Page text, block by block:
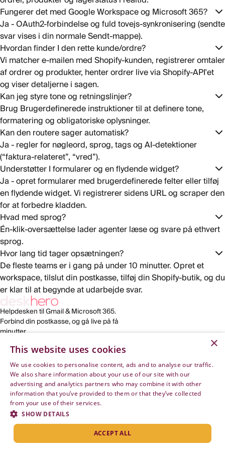
Fungerer det med Google Workspace og Microsoft 365?
Ja - OAuth2-forbindelse og fuld tovejs-synkronisering (sendte
svar vises i din normale Sendt-mappe).
Hvordan finder I den rette kunde/ordre?
Vi matcher e-mailen med Shopify-kunden, registrerer omtaler
af ordrer og produkter, henter ordrer live via Shopify-API'et
og viser detaljerne i sagen.
Kan jeg styre tone og retningslinjer?
Brug Brugerdefinerede instruktioner til at definere tone,
formatering og obligatoriske oplysninger.
Kan den routere sager automatisk?
Ja - regler for nøgleord, sprog, tags og AI-detektioner
(“faktura-relateret”, “vred”).
Understøtter I formularer og en flydende widget?
Ja - opret formularer med brugerdefinerede felter eller tilføj
en flydende widget. Vi registrerer sidens URL og scraper den
for at forbedre kladden.
Hvad med sprog?
Én-klik-oversættelse lader agenter læse og svare på ethvert
sprog.
Hvor lang tid tager opsætningen?
De fleste teams er i gang på under 10 minutter. Opret et
workspace, tilslut din postkasse, tilføj din Shopify-butik, og du
er klar til at begynde at udarbejde svar.
Helpdesken til Gmail & Microsoft 365.
Forbind din postkasse, og gå live på få
minutter.
Funktioner
Til Shopify
Priser
Prøv gratis
Artikler
Om os
Kontakt
Juridisk
Skift cookieindstillinger
Opsæt Deskhero
Forbind Microsoft 365
Forbind Google Workspace
2026
×
This website uses cookies
We use cookies to personalise content, ads and to analyse our traffic.
We also share information about your use of our site with our
advertising and analytics partners who may combine it with other
information that you’ve provided to them or that they’ve collected
from your use of their services.
SHOW DETAILS
ACCEPT ALL